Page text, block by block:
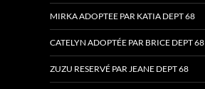
MIRKA ADOPTEE PAR KATIA DEPT 68
CATELYN ADOPTÉE PAR BRICE DEPT 68
ZUZU RESERVÉ PAR JEANE DEPT 68